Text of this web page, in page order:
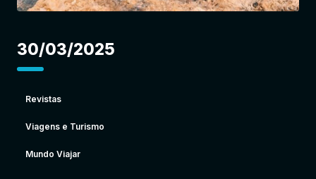
30/03/2025
Revistas
Viagens e Turismo
Mundo Viajar